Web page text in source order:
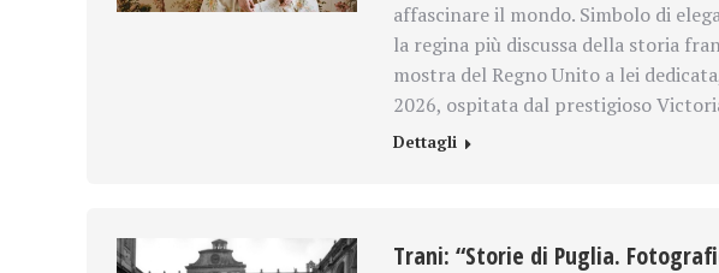
affascinare il mondo. Simbolo di
la regina più discussa della storia
mostra del Regno Unito a lei
2026, ospitata dal prestigioso
Dettagli
Trani: “Storie di Puglia.